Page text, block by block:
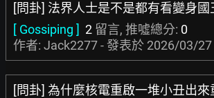
[問卦] 法界人士是不是都有看變身國
[ Gossiping ] 2 留言, 推噓總分: 0
作者: Jack2277 - 發表於 2026/03/27
[問卦] 為什麼核電重啟一堆小丑出來